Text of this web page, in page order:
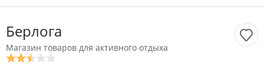
Берлога
Магазин товаров для активного отдыха